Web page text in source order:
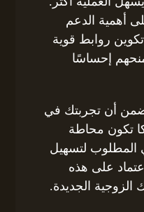
أهمية الدعم
روابط قوية
إحساسًا
تضمن أن تجربتك في
تكون محاطة
المطلوب لتسهيل
على هذه
الزوجية الجديدة.